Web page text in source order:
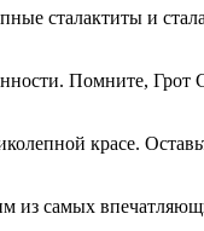
сталактиты и
Помните,
красе.
из самых